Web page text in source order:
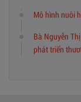
Mô hình nuôi
Bà Nguyễn
phát triển